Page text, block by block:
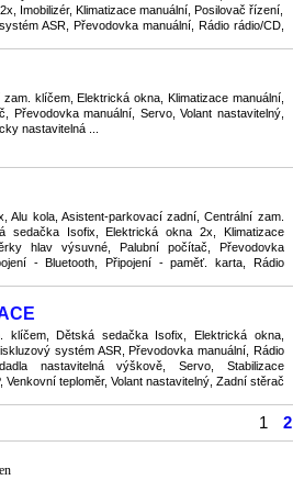
Imobilizér, Klimatizace manuální, Posilovač řízení,
ASR, Převodovka manuální, Rádio rádio/CD,
zam. klíčem, Elektrická okna, Klimatizace manuální,
Převodovka manuální, Servo, Volant nastavitelný,
nastavitelná ...
Alu kola, Asistent-parkovací zadní, Centrální zam.
sedačka Isofix, Elektrická okna 2x, Klimatizace
hlav výsuvné, Palubní počítač, Převodovka
- Bluetooth, Připojení - paměť. karta, Rádio
klíčem, Dětská sedačka Isofix, Elektrická okna,
systém ASR, Převodovka manuální, Rádio
nastavitelná výškově, Servo, Stabilizace
Venkovní teploměr, Volant nastavitelný, Zadní stěrač
1 2